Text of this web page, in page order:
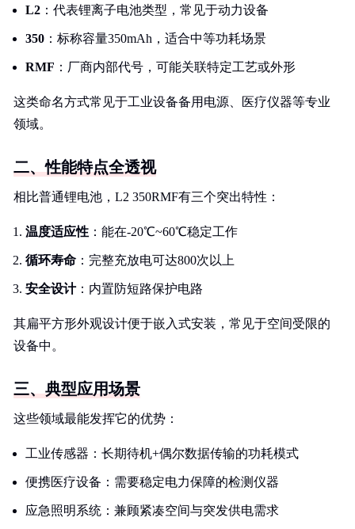
L2 ：代表锂离子电池类型，常见于动力设备
350 ：标称容量350mAh，适合中等功耗场景
RMF ：厂商内部代号，可能关联特定工艺或外形
这类命名方式常见于工业设备备用电源、医疗仪器等专业
领域。
二、性能特点全透视
相比普通锂电池，L2 350RMF有三个突出特性：
温度适应性 ：能在-20℃~60℃稳定工作
循环寿命 ：完整充放电可达800次以上
安全设计：内置防短路保护电路
其扁平方形外观设计便于嵌入式安装，常见于空间受限的
设备中。
三、典型应用场景
这些领域最能发挥它的优势：
工业传感器：长期待机+偶尔数据传输的功耗模式
便携医疗设备：需要稳定电力保障的检测仪器
应急照明系统：兼顾紧凑空间与突发供电需求